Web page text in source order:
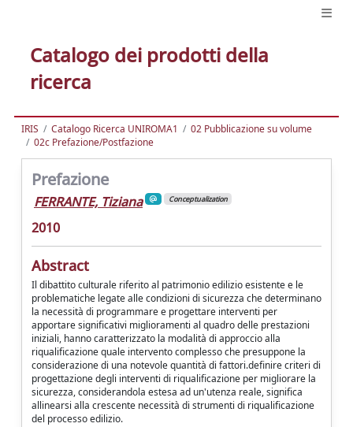
Catalogo dei prodotti della
ricerca
IRIS Catalogo Ricerca UNIROMA1
02 Pubblicazione su volume
02c Prefazione/Postfazione
Prefazione
FERRANTE, Tiziana Conceptualization
2010
Abstract
Il dibattito culturale riferito al patrimonio edilizio esistente e le
problematiche legate alle condizioni di sicurezza che determinano
la necessità di programmare e progettare interventi per
apportare significativi miglioramenti al quadro delle prestazioni
iniziali, hanno caratterizzato la modalità di approccio alla
riqualificazione quale intervento complesso che presuppone la
considerazione di una notevole quantità di fattori.definire criteri di
progettazione degli interventi di riqualificazione per migliorare la
sicurezza, considerandola estesa ad un'utenza reale, significa
allinearsi alla crescente necessità di strumenti di riqualificazione
del processo edilizio.